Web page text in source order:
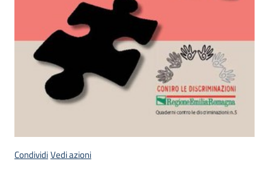
CondividiVedi azioni